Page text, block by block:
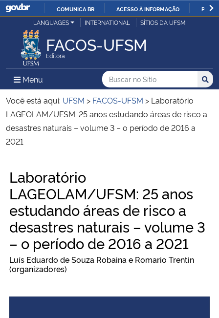
IR
O
COMUNICA BR ACESSO À INFORMAÇÃO
Ministério da Justiça e Segurança Pública
Ministério da Defesa
Ministério das Relações Exteriores
Ministério da Economia
Ministério da Agricultura, Pecuária e Abastecimento
Ministério da Educação
Ministério da Cidadania
Ministério da Saúde
LANGUAGES INTERNATIONAL SÍTIOS DA UFSM
FACOS-UFSM
Editora
Menu Menu Principal do Sítio
Busca
Buscar no no Sítio
Busca:
Você está aqui: UFSM > FACOS-UFSM > Laboratório
LAGEOLAM/UFSM: 25 anos estudando áreas de risco a
desastres naturais – volume 3 – o período de 2016 a
2021
Laboratório
LAGEOLAM/UFSM: 25 anos
estudando áreas de risco a
desastres naturais – volume 3
– o período de 2016 a 2021
Luís Eduardo de Souza Robaina e Romario Trentin
(organizadores)